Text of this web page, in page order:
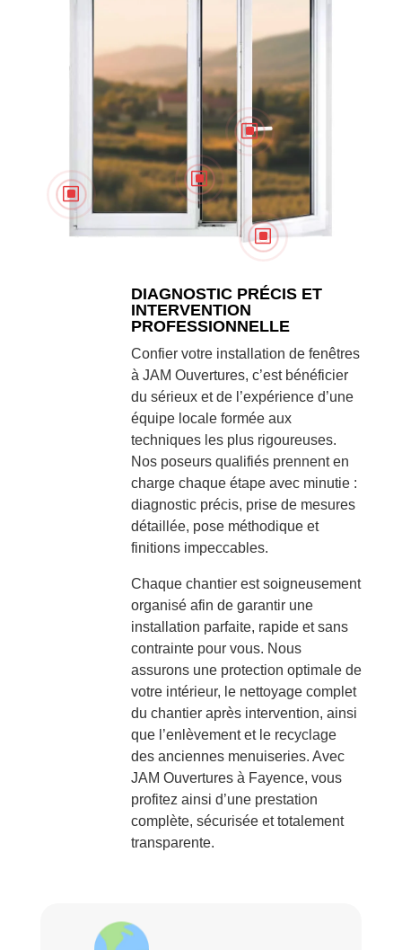
W
W
W
W
DIAGNOSTIC PRÉCIS ET
INTERVENTION
PROFESSIONNELLE
Confier votre installation de fenêtres
à JAM Ouvertures, c’est bénéficier
du sérieux et de l’expérience d’une
équipe locale formée aux
techniques les plus rigoureuses.
Nos poseurs qualifiés prennent en
charge chaque étape avec minutie :
diagnostic précis, prise de mesures
détaillée, pose méthodique et
finitions impeccables.
Chaque chantier est soigneusement
organisé afin de garantir une
installation parfaite, rapide et sans
contrainte pour vous. Nous
assurons une protection optimale de
votre intérieur, le nettoyage complet
du chantier après intervention, ainsi
que l’enlèvement et le recyclage
des anciennes menuiseries. Avec
JAM Ouvertures à Fayence, vous
profitez ainsi d’une prestation
complète, sécurisée et totalement
transparente.